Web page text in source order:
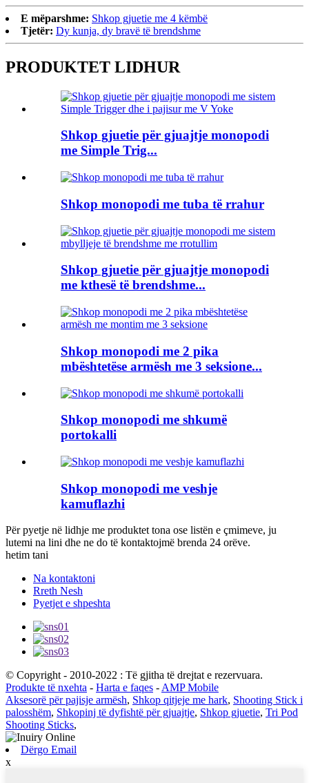
E mëparshme: Shkop gjuetie me 4 këmbë
Tjetër: Dy kunja, dy bravë të brendshme
PRODUKTET LIDHUR
Shkop gjuetie për gjuajtje monopodi
me Simple Trig...
Shkop monopodi me tuba të rrahur
Shkop gjuetie për gjuajtje monopodi
me kthesë të brendshme...
Shkop monopodi me 2 pika
mbështetëse armësh me 3 seksione...
Shkop monopodi me shkumë
portokalli
Shkop monopodi me veshje
kamuflazhi
Për pyetje në lidhje me produktet tona ose listën e çmimeve, ju
lutemi na lini dhe ne do të kontaktojmë brenda 24 orëve.
hetim tani
Na kontaktoni
Rreth Nesh
Pyetjet e shpeshta
© Copyright - 2010-2022 : Të gjitha të drejtat e rezervuara.
Produkte të nxehta - Harta e faqes - AMP Mobile
Aksesorë për pajisje armësh, Shkop qitjeje me hark, Shooting Stick i
palosshëm, Shkopinj të dyfishtë për gjuajtje, Shkop gjuetie, Tri Pod
Shooting Sticks,
Dërgo Email
x